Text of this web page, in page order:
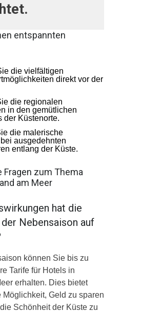
entspannten
die vielfältigen
direkt vor der
die regionalen
in den gemütlichen
der Küstenorte.
die malerische
ausgedehnten
entlang der Küste.
Fragen zum Thema
am Meer
hat die
der Nebensaison auf
können Sie bis zu
Tarife für Hotels in
erhalten. Dies bietet
Möglichkeit, Geld zu sparen
Schönheit der Küste zu